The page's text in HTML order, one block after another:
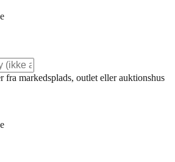
fra markedsplads, outlet eller auktionshus